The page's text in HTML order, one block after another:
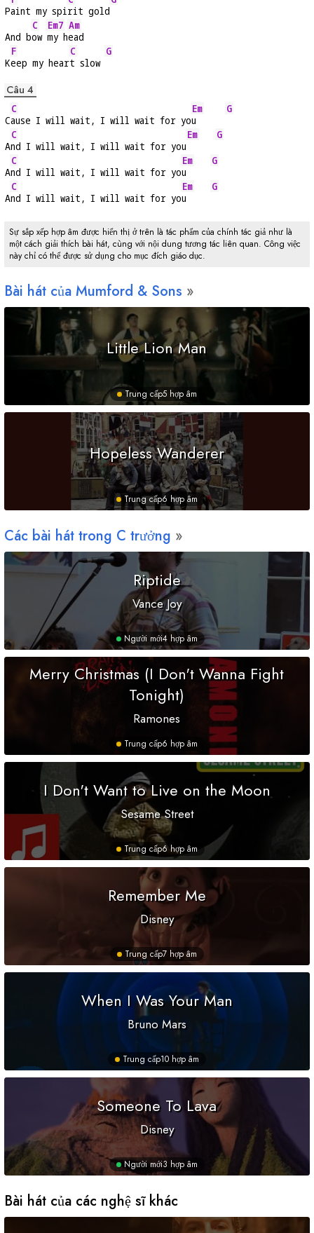
Paint my spirit gold
And b
C
ow
Em7
my h
Am
ead
K
F
eep my hear
C
t slow
G
Câu 4
C
C
ause I will wait, I will wait for yo
Em
u
G
A
C
nd I will wait, I will wait for you
Em G
A
C
nd I will wait, I will wait for yo
Em
u
G
A
C
nd I will wait, I will wait for yo
Em
u
G
Sự sắp xếp hợp âm được hiển thị ở trên là tác phẩm của chính tác giả như là
một cách giải thích bài hát, cùng với nội dung tương tác liên quan. Công việc
này chỉ có thể được sử dụng cho mục đích giáo dục.
Bài hát của Mumford & Sons
Little Lion Man
Trung cấp5 hợp âm
Hopeless Wanderer
Trung cấp6 hợp âm
Các bài hát trong C trưởng
Riptide
Vance Joy
Người mới4 hợp âm
Merry Christmas (I Don't Wanna Fight
Tonight)
Ramones
Trung cấp6 hợp âm
I Don't Want to Live on the Moon
Sesame Street
Trung cấp6 hợp âm
Remember Me
Disney
Trung cấp7 hợp âm
When I Was Your Man
Bruno Mars
Trung cấp10 hợp âm
Someone To Lava
Disney
Người mới3 hợp âm
Bài hát của các nghệ sĩ khác